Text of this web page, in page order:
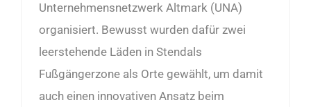
Unternehmensnetzwerk Altmark (UNA)
organisiert. Bewusst wurden dafür zwei
leerstehende Läden in Stendals
Fußgängerzone als Orte gewählt, um damit
auch einen innovativen Ansatz beim